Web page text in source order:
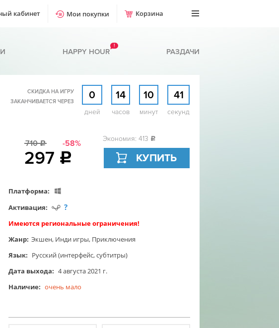
кабинет Мои покупки Корзина
HAPPY HOUR
!
РАЗДАЧИ
СКИДКА НА ИГРУ
ЗАКАНЧИВАЕТСЯ ЧЕРЕЗ
0
дней
14
часов
10
минут
40
секунд
710c -58%
297 c
Экономия: 413 c
КУПИТЬ
Платформа:
Активация:
?
Имеются региональные ограничения!
Жанр: Экшен, Инди игры, Приключения
Язык: Русский (интерфейс, субтитры)
Дата выхода: 4 августа 2021 г.
Наличие: очень мало